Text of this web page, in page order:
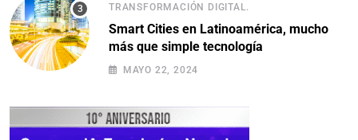
TRANSFORMACIÓN DIGITAL.
Smart Cities en Latinoamérica, mucho
más que simple tecnología
MAYO 22, 2024